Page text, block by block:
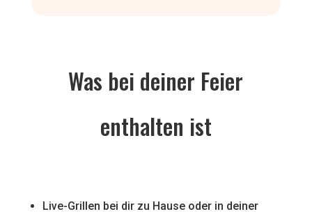
Was bei deiner Feier
enthalten ist
Live-Grillen bei dir zu Hause oder in deiner